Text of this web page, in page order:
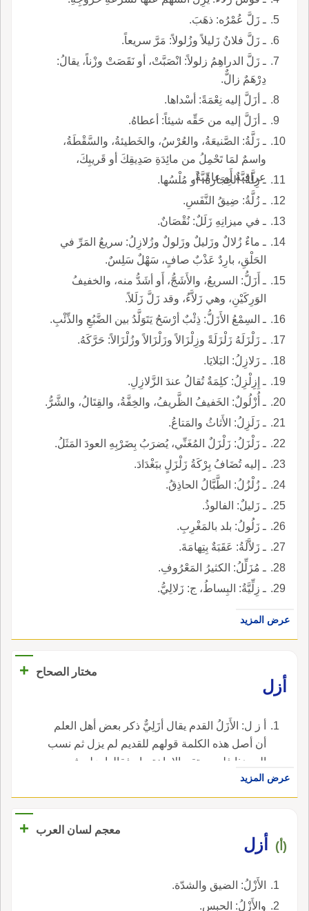
ـ زَلَّ عُمْرُه: ذهَبَ.
ـ زَلَّ فلانٌ زَليلاً وزُلولاً: مَرَّ سريعاً.
ـ زَلَّ الدراهِمُ زلولاً: انْصَبَّتْ، أو نَقَصَتْ وزْناً، يقالُ:
دِرْهَمٌ زالٌّ.
ـ أزَلَّ إليه نِعْمَةً: أسْداها.
ـ أزَلَّ إليه من حَقِّه شيئاً: أعطاهُ.
ـ زَلَّةُ: الصَّنيعَةُ، والعُرْسُ، والخَطيئةُ، والسَّقْطَةُ،
واسمٌ لمَا تَحْمِلُ من مائِدَةِ صَدِيقِكَ أو قَريبِكَ،
عراقِيَّةٌ أَو عامِّيَّةٌ.
ـ زِلَّةُ: الحِجَارةُ، أَو مُلْسُها.
ـ زُلَّةُ: ضِيقُ النَّفَسِ.
ـ في ميزانِهِ زَلَلٌ: نُقْصَانٌ.
ـ ماءٌ زُلالٌ وزَليلٌ وزَلولٌ وزُلازِلُ: سريعُ المَرِّ في
الحَلْقِ، بارِدٌ عَذْبٌ صافٍ، سَهْلٌ سَلِسٌ.
ـ أَزَلُّ: السريعُ، والأَشَجُّ، أَو أشَدُّ منه، والخفيفُ
الوَرِكَيْنِ، وهي زَلاَّءُ، وقد زَلَّ زَلَلاً.
ـ السِمْعُ الأَزَلُّ: ذِئْبٌ أرْسَحُ يَتَوَلَّدُ بين الضَّبُعِ والذِّئْبِ.
ـ زَلْزَلَهُ زَلْزَلَةً وزِلْزَالاً وزَلْزَالاً وزُلْزَالاً: حَرَّكَهُ.
ـ زَلازِلُ: البَلايَا.
ـ إِزِلْزِلُ: كلِمَةٌ تُقالُ عندَ الزَّلازِلِ.
ـ أُزْلُولٌ: الخَفيفُ الظَّريفُ، والخِفَّةُ، والقِتَالُ، والشَّرُّ.
ـ زَلَزِلُ: الأَثاثُ والمَتاعُ.
ـ زَلْزَلُ: زَلْزَلٌ المُغَنِّي، يُضرَبُ بِضَرْبِهِ العودَ المَثَلُ.
ـ إليه تُضَافُ بِرْكَةُ زَلْزَلٍ ببَغْدَادَ.
ـ زُلْزُلُ: الطَّبَّالُ الحاذِقُ.
ـ زَليلٌ: الفالوذُ.
ـ زَلُولُ: بلد بالمَغْرِبِ.
ـ زَلاَّلَةُ: عَقَبَةٌ بِتِهامَةَ.
ـ مُزَلِّلُ: الكثيرُ المَعْرُوفِ.
ـ زِلِّيَّةُ: البِساطُ، ج: زَلالِيُّ.
عرض المزيد
مختار الصحاح
+
أزل
أ ز ل: الأَزَلُ القدم يقال أزَلِيٌّ ذكر بعض أهل العلم
أن أصل هذه الكلمة قولهم للقديم لم يزل ثم نسب
إلى هذا فلم يستقم إلا باختصار فقالوا يزلي ثم
أبدلت الياء ألفا لأنها أخف فقالوا أزلي كما قالوا في
الرمح المنسوب إلى ذي يزن أزني ونصل أثربي.
عرض المزيد
معجم لسان العرب +
(أ) أزل
الأَزْلُ: الضيق والشدّة.
والأَزْلُ: الحبس.